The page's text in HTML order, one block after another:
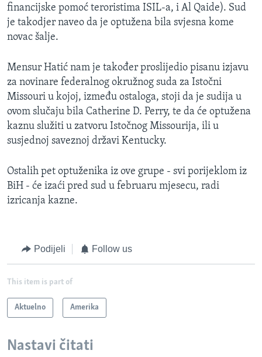
financijske pomoć teroristima ISIL-a, i Al Qaide). Sud
je takodjer naveo da je optužena bila svjesna kome
novac šalje.
Mensur Hatić nam je također proslijedio pisanu izjavu
za novinare federalnog okružnog suda za Istočni
Missouri u kojoj, između ostaloga, stoji da je sudija u
ovom slučaju bila Catherine D. Perry, te da će optužena
kaznu služiti u zatvoru Istočnog Missourija, ili u
susjednoj saveznoj državi Kentucky.
Ostalih pet optuženika iz ove grupe - svi porijeklom iz
BiH - će izaći pred sud u februaru mjesecu, radi
izricanja kazne.
Podijeli Follow us
This item is part of
Aktuelno Amerika
Nastavi čitati